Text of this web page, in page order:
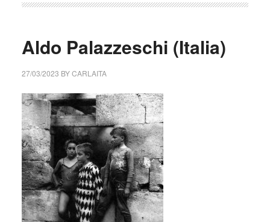
Aldo Palazzeschi (Italia)
27/03/2023 BYCARLAITA